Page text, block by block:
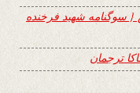
سوگنامه شهید فرخنده
ترجمان